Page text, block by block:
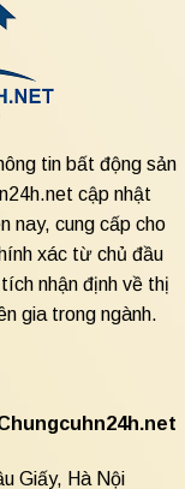
tin bất động sản
cập nhật
nay, cung cấp cho
xác từ chủ đầu
nhận định về thị
gia trong ngành.
Giấy, Hà Nội